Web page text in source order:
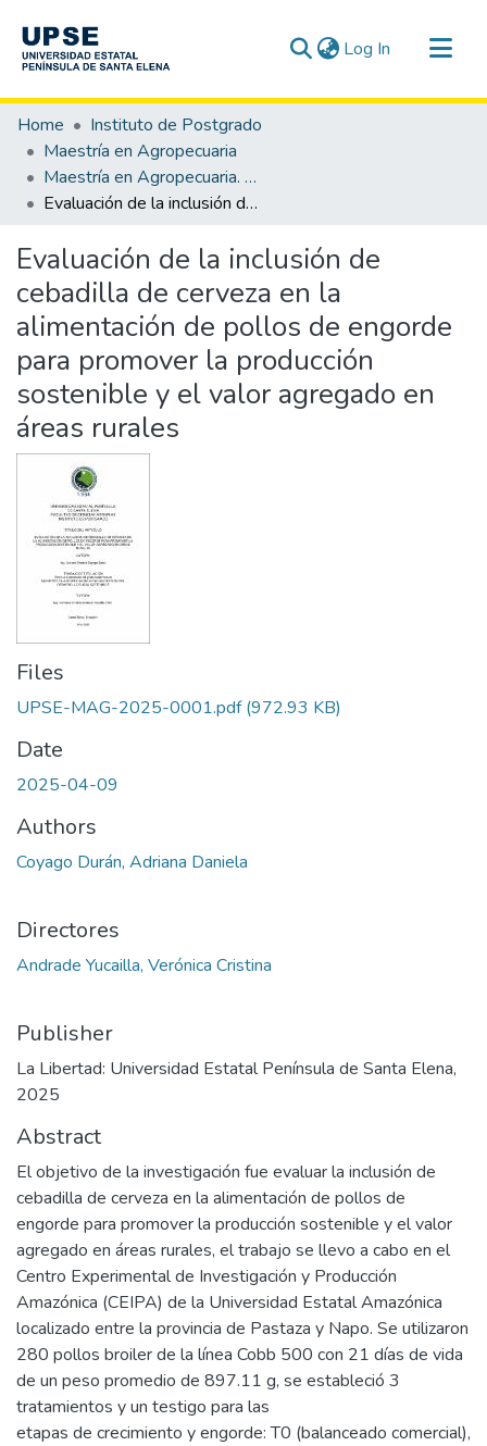
Log In (current)
Communities & Collections
All of DSpace
Statistics
Home
Instituto de Postgrado
Maestría en Agropecuaria
Maestría en Agropecuaria. Mención Gestión del Desarrollo Rural Sostenible
Evaluación de la inclusión de cebadilla de cerveza en la alimentación de pollos de engorde para promover la producción sostenible y el valor agregado en áreas rurales
Evaluación de la inclusión de
cebadilla de cerveza en la
alimentación de pollos de engorde
para promover la producción
sostenible y el valor agregado en
áreas rurales
Files
UPSE-MAG-2025-0001.pdf(972.93 KB)
Date
2025-04-09
Authors
Coyago Durán, Adriana Daniela
Directores
Andrade Yucailla, Verónica Cristina
Publisher
La Libertad: Universidad Estatal Península de Santa Elena,
2025
Abstract
El objetivo de la investigación fue evaluar la inclusión de
cebadilla de cerveza en la alimentación de pollos de
engorde para promover la producción sostenible y el valor
agregado en áreas rurales, el trabajo se llevo a cabo en el
Centro Experimental de Investigación y Producción
Amazónica (CEIPA) de la Universidad Estatal Amazónica
localizado entre la provincia de Pastaza y Napo. Se utilizaron
280 pollos broiler de la línea Cobb 500 con 21 días de vida
de un peso promedio de 897.11 g, se estableció 3
tratamientos y un testigo para las
etapas de crecimiento y engorde: T0 (balanceado comercial),